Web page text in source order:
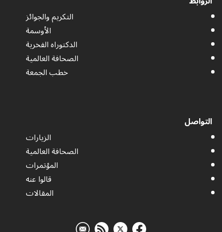
التكريم والجوائز
الأوسمة
الدكتوراه الفخرية
الصحافة العالمية
خطب الجمعة
التواصل
الزيارات
الصحافة العالمية
المؤتمرات
قالوا عنه
المقالات